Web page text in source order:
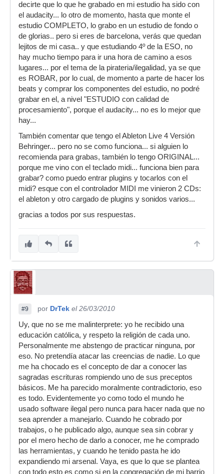
decirte que lo que he grabado en mi estudio ha sido con
el audacity... lo otro de momento, hasta que monte el
estudio COMPLETO, lo grabo en un estudio de fondo o
de glorias.. pero si eres de barcelona, verás que quedan
lejitos de mi casa.. y que estudiando 4º de la ESO, no
hay mucho tiempo para ir una hora de camino a esos
lugares... por el tema de la pirateria/ilegalidad, ya se que
es ROBAR, por lo cual, de momento a parte de hacer los
beats y comprar los componentes del estudio, no podré
grabar en el, a nivel "ESTUDIO con calidad de
procesamiento", porque el audacity... no es lo mejor que
hay...
También comentar que tengo el Ableton Live 4 Versión
Behringer... pero no se como funciona... si alguien lo
recomienda para grabas, también lo tengo ORIGINAL...
porque me vino con el teclado midi... funciona bien para
grabar? como puedo entrar plugins y tocarlos con el
midi? esque con el controlador MIDI me vinieron 2 CDs:
el ableton y otro cargado de plugins y sonidos varios...
gracias a todos por sus respuestas.
#9 por DrTek el 26/03/2010
Uy, que no se me malinterprete: yo he recibido una
educación católica, y respeto la religión de cada uno.
Personalmente me abstengo de practicar ninguna, por
eso. No pretendía atacar las creencias de nadie. Lo que
me ha chocado es el concepto de dar a conocer las
sagradas escrituras rompiendo uno de sus preceptos
básicos. Me ha parecido moralmente contradictorio, eso
es todo. Evidentemente yo como todo el mundo he
usado software ilegal pero nunca para hacer nada que no
sea aprender a manejarlo. Cuando he cobrado por
trabajos, o he publicado algo, aunque sea sin cobrar y
por el mero hecho de darlo a conocer, me he comprado
las herramientas, y cuando he tenido pasta he ido
expandiendo mi arsenal. Vaya, es que lo que se plantea
con todo esto es como si en la congregación de mi barrio